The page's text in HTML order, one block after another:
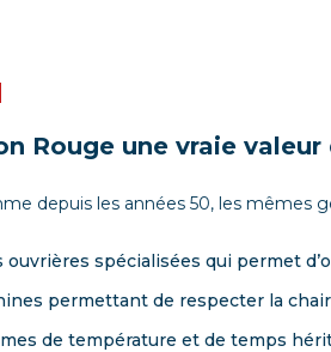
Rouge une vraie valeur
depuis les années 50, les mêmes
spécialisées qui permet
permettant de respecter la
de température et de temps